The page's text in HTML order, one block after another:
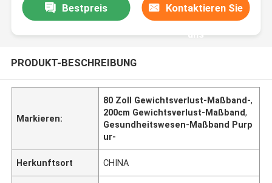
Bestpreis Kontaktieren Sie
uns
PRODUKT-BESCHREIBUNG
Markieren:
80 Zoll Gewichtsverlust-Maßband-,
200cm Gewichtsverlust-Maßband,
Gesundheitswesen-Maßband Purp
ur-
Herkunftsort CHINA